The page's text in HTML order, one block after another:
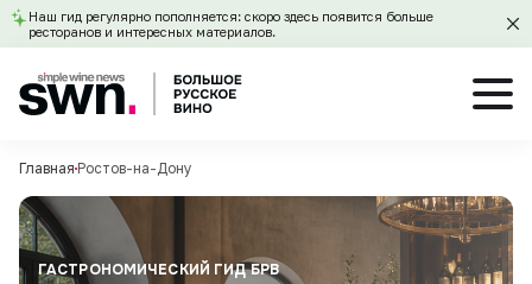
Наш гид регулярно пополняется: скоро здесь появится больше
ресторанов и интересных материалов.
Главная Ростов-на-Дону
ГАСТРОНОМИЧЕСКИЙ ГИД БРВ